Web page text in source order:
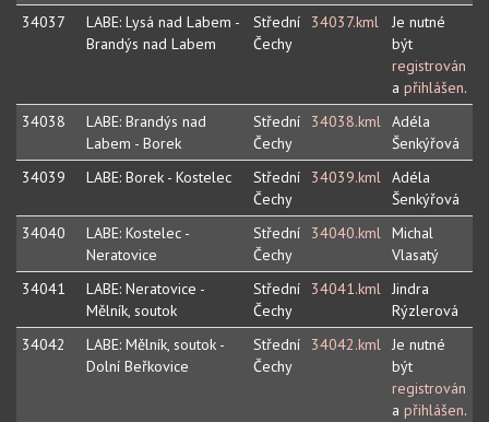
34037
LABE: Lysá nad Labem -
Brandýs nad Labem
Střední
Čechy
34037.kml
Je nutné
být
registrován
a přihlášen.
34038
LABE: Brandýs nad
Labem - Borek
Střední
Čechy
34038.kml Adéla
Šenkýřová
34039
LABE: Borek - Kostelec
Střední
Čechy
34039.kml Adéla
Šenkýřová
34040
LABE: Kostelec -
Neratovice
Střední
Čechy
34040.kml Michal
Vlasatý
34041
LABE: Neratovice -
Mělník, soutok
Střední
Čechy
34041.kml Jindra
Rýzlerová
34042
LABE: Mělník, soutok -
Dolní Beřkovice
Střední
Čechy
34042.kml Je nutné
být
registrován
a přihlášen.